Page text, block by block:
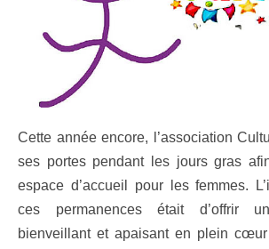
Cette année encore, l’association
ses portes pendant les jours gras
espace d’accueil pour les femmes.
ces permanences était d’offrir
bienveillant et apaisant en plein